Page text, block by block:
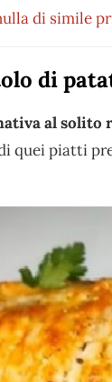
di simile
di
al solito
quei piatti